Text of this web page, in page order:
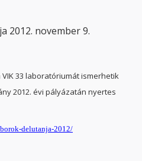
2012. november 9.
33 laboratóriumát ismerhetik
2012. évi pályázatán nyertes
delutanja-2012/